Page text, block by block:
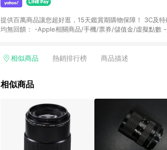
提供百萬商品讓您超好逛，15天鑑賞期購物保障！ 3C及特殊商品回饋
均無回饋： -Apple相關商品/手機/票券/儲值金/虛擬點
Yahoo超贈點回饋者 - 購物中心商店之商品：商品賣場中
相似商品 熱銷排行榜 商品描述
相似商品